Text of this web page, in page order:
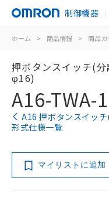
制御機器
ホーム > 商品情報 > 商品カ
押ボタンスイッチ(
φ16)
A16-TWA-1
A16 押ボタンスイッ
形式仕様一覧
マイリストに追加